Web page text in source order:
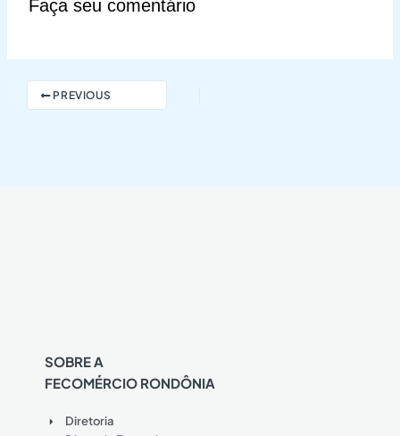
Faça seu comentário
PREVIOUS
SOBRE A
FECOMÉRCIO RONDÔNIA
Diretoria